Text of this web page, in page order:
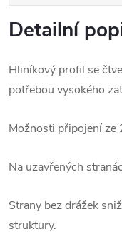
Detailní
Hliníkový profil se
potřebou vysokého
Možnosti připojení ze
Na uzavřených
Strany bez drážek
struktury.